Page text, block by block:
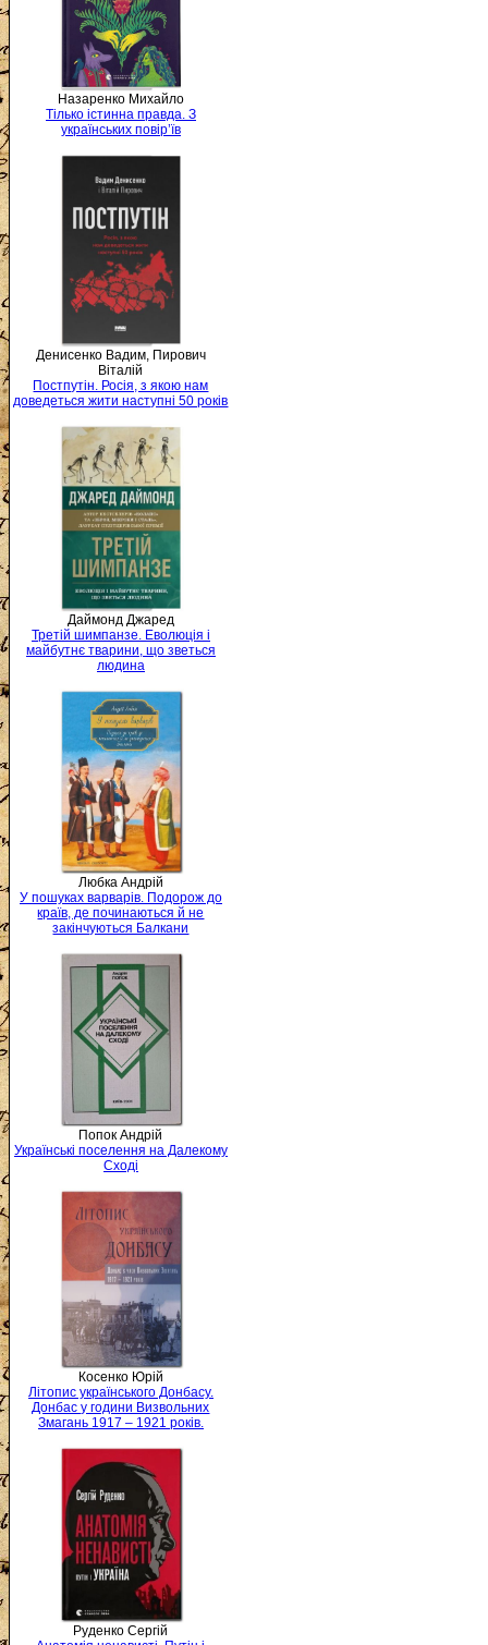
Назаренко Михайло
Тілько істинна правда. З
українських повір’їв
Денисенко Вадим, Пирович
Віталій
Постпутін. Росія, з якою нам
доведеться жити наступні 50 років
Даймонд Джаред
Третій шимпанзе. Еволюція і
майбутнє тварини, що зветься
людина
Любка Андрій
У пошуках варварів. Подорож до
країв, де починаються й не
закінчуються Балкани
Попок Андрій
Українські поселення на Далекому
Сході
Косенко Юрій
Літопис українського Донбасу.
Донбас у години Визвольних
Змагань 1917 – 1921 років.
Руденко Сергій